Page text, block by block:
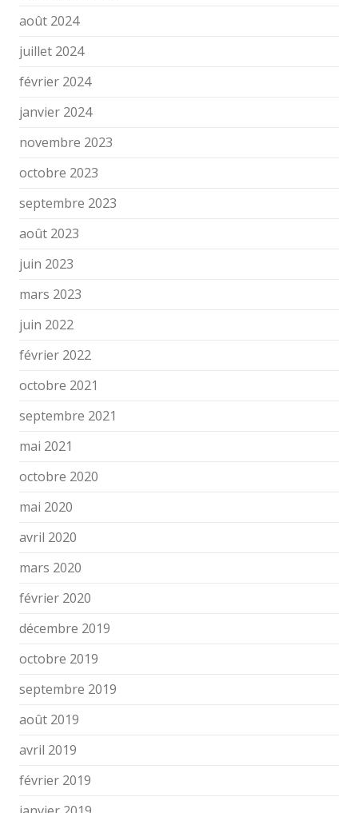
août 2024
juillet 2024
février 2024
janvier 2024
novembre 2023
octobre 2023
septembre 2023
août 2023
juin 2023
mars 2023
juin 2022
février 2022
octobre 2021
septembre 2021
mai 2021
octobre 2020
mai 2020
avril 2020
mars 2020
février 2020
décembre 2019
octobre 2019
septembre 2019
août 2019
avril 2019
février 2019